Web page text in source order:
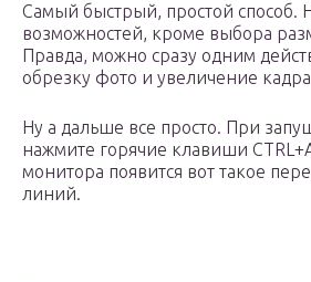
Самый быстрый, простой способ.
возможностей, кроме выбора
Правда, можно сразу одним
обрезку фото и увеличение
Ну а дальше все просто. При
нажмите горячие клавиши
монитора появится вот такое
линий.